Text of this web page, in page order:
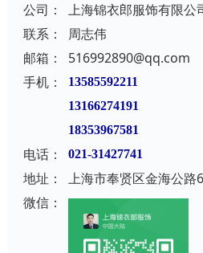
公司：
上海锦衣郎服饰有限公
联系：
周志伟
邮箱：
516992890@qq.com
手机：
13585592211
13166274191
18353967581
电话： 021-31427741
地址：
上海市奉贤区金海公路
微信：